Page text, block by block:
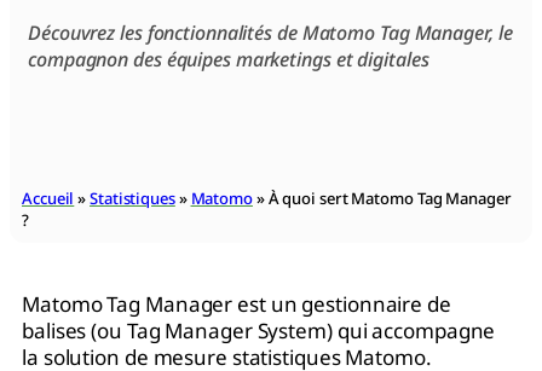
Découvrez les fonctionnalités de Matomo Tag Manager, le
compagnon des équipes marketings et digitales
Accueil »Statistiques» Matomo»À quoi sert Matomo Tag Manager
?
Matomo Tag Manager est un gestionnaire de
balises (ou Tag Manager System) qui accompagne
la solution de mesure statistiques Matomo.